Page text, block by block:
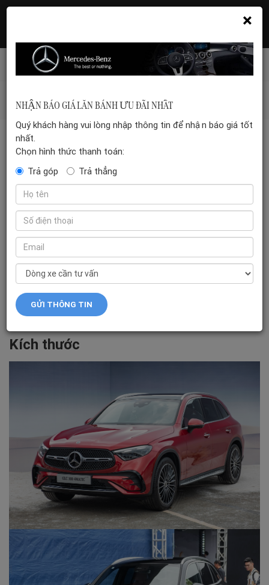
Hotline: 035 399 5555 Đặt hẹn xem xe
DÒNG MERCEDES-BENZ GLC 2025
SO SÁNH CHI TIẾT CÁC DÒNG MERCEDES-BENZ GLC 2025
Mercedes-Benz GLC 2025 vừa ra mắt
Việt Nam với hai phiên bản là GLC 200
4Matic và GLC 300 4Matic, chênh
nhau tới 500 triệu đồng. Sự khác biệt
bao gồm trang bị an toàn, phong cách
thiết kế và công suất động cơ.
Kích thước
×
NHẬN BÁO GIÁ LĂN BÁNH ƯU ĐÃI NHẤT
Quý khách hàng vui lòng nhập thông tin để nhận báo giá tốt
nhất.
Chọn hình thức thanh toán:
Trả góp
Trả thẳng